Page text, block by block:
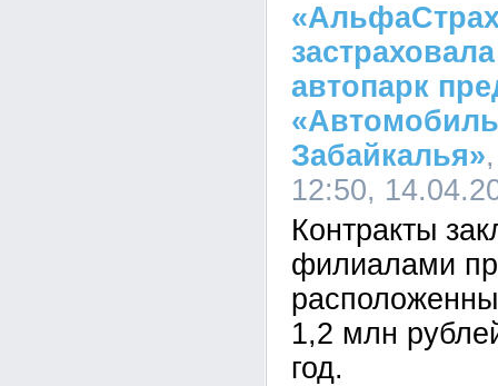
автопарк
Забайкалья»
12:50,
Контракты
филиалами
1,2 млн
год.